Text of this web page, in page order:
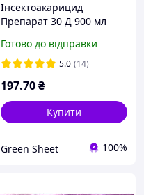
Інсектоакарицид
Препарат 30 Д 900 мл
Готово до відправки
5.0 (14)
197.70₴
Купити
Green Sheet 100%